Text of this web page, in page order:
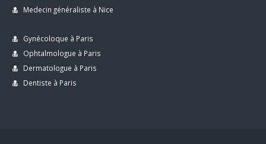
Medecin généraliste à Nice
Gynécoloque à Paris
Ophtalmologue à Paris
Dermatologue à Paris
Dentiste à Paris